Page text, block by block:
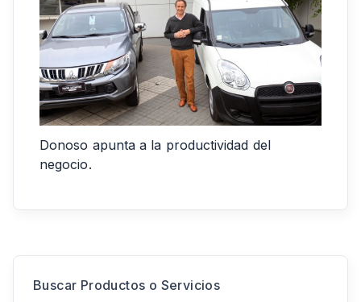
Donoso apunta a la productividad del
negocio.
Buscar Productos o Servicios